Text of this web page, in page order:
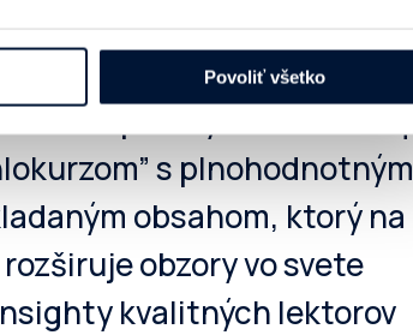
Povoliť všetko
a hľadáte niekoho,
do sveta digitálneho
na správny web ? Dimaq
s plnohodnotným
obsahom, ktorý na
obzory vo svete
kvalitných lektorov